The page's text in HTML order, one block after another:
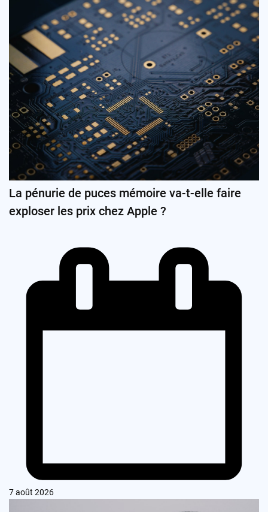
La pénurie de puces mémoire va-t-elle faire
exploser les prix chez Apple ?
7 août 2026